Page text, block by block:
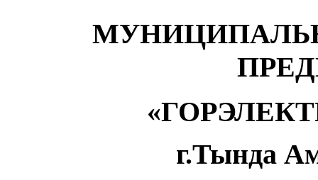
г.Тында